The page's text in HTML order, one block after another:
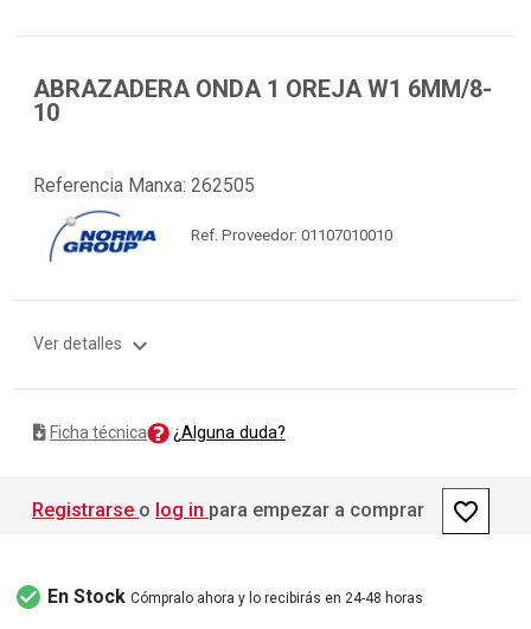
ABRAZADERA ONDA 1 OREJA W1 6MM/8-
10
Referencia Manxa: 262505
Ref. Proveedor: 01107010010
Ver detalles expand_more
Ficha técnica ¿Alguna duda?
Registrarse o log in para empezar a comprar favorite_border
check_circle En Stock Cómpralo ahora y lo recibirás en 24-48 horas